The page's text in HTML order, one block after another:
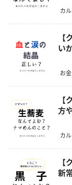
カ
い
お
方
カ
新